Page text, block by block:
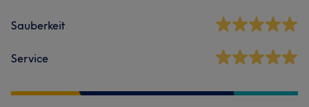
Sauberkeit
Service